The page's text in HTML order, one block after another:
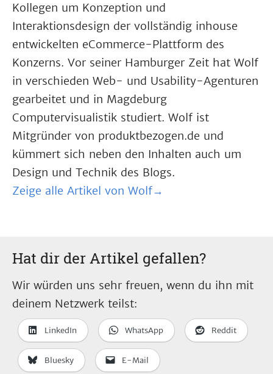
Kollegen um Konzeption und
Interaktionsdesign der vollständig inhouse
entwickelten eCommerce-Plattform des
Konzerns. Vor seiner Hamburger Zeit hat Wolf
in verschieden Web- und Usability-Agenturen
gearbeitet und in Magdeburg
Computervisualistik studiert. Wolf ist
Mitgründer von produktbezogen.de und
kümmert sich neben den Inhalten auch um
Design und Technik des Blogs.
Zeige alle Artikel von Wolf→
Hat dir der Artikel gefallen?
Wir würden uns sehr freuen, wenn du ihn mit
deinem Netzwerk teilst:
LinkedIn WhatsApp Reddit
Bluesky E-Mail